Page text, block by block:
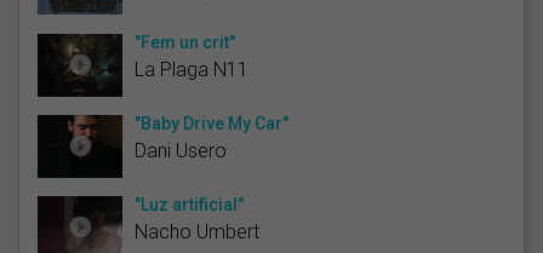
"Fem un crit"
La Plaga N11
"Baby Drive My Car"
Dani Usero
"Luz artificial"
Nacho Umbert